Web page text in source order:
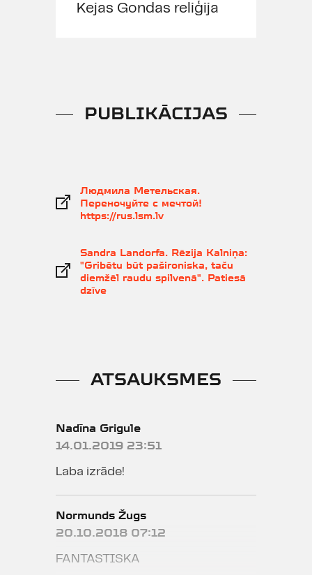
Kejas Gondas reliģija
PUBLIKĀCIJAS
Людмила Метельская.
Переночуйте с мечтой!
https://rus.lsm.lv
Sandra Landorfa. Rēzija Kalniņa:
"Gribētu būt pašironiska, taču
diemžēl raudu spilvenā". Patiesā
dzīve
ATSAUKSMES
Nadīna Grigule
14.01.2019 23:51
Laba izrāde!
Normunds Žugs
20.10.2018 07:12
FANTASTISKA